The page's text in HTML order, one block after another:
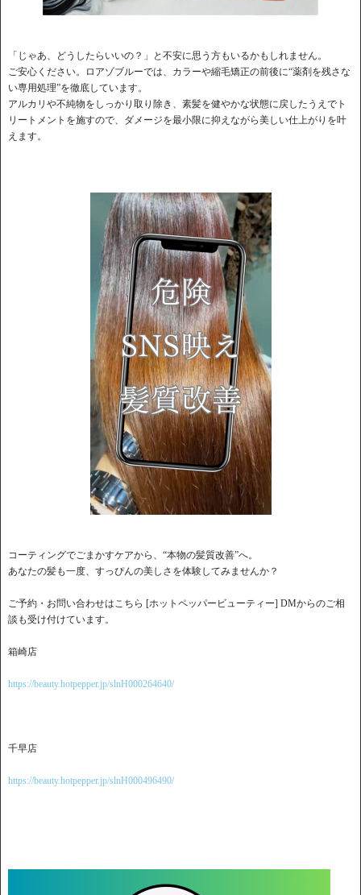
「じゃあ、どうしたらいいの？」と不安に思う方もいるかもしれません。
ご安心ください。ロアゾブルーでは、カラーや縮毛矯正の前後に“薬剤を残さな
い専用処理”を徹底しています。
アルカリや不純物をしっかり取り除き、素髪を健やかな状態に戻したうえでト
リートメントを施すので、ダメージを最小限に抑えながら美しい仕上がりを叶
えます。
コーティングでごまかすケアから、“本物の髪質改善”へ。
あなたの髪も一度、すっぴんの美しさを体験してみませんか？
ご予約・お問い合わせはこちら [ホットペッパービューティー] DMからのご相
談も受け付けています。
箱崎店
https://beauty.hotpepper.jp/slnH000264640/
千早店
https://beauty.hotpepper.jp/slnH000496490/